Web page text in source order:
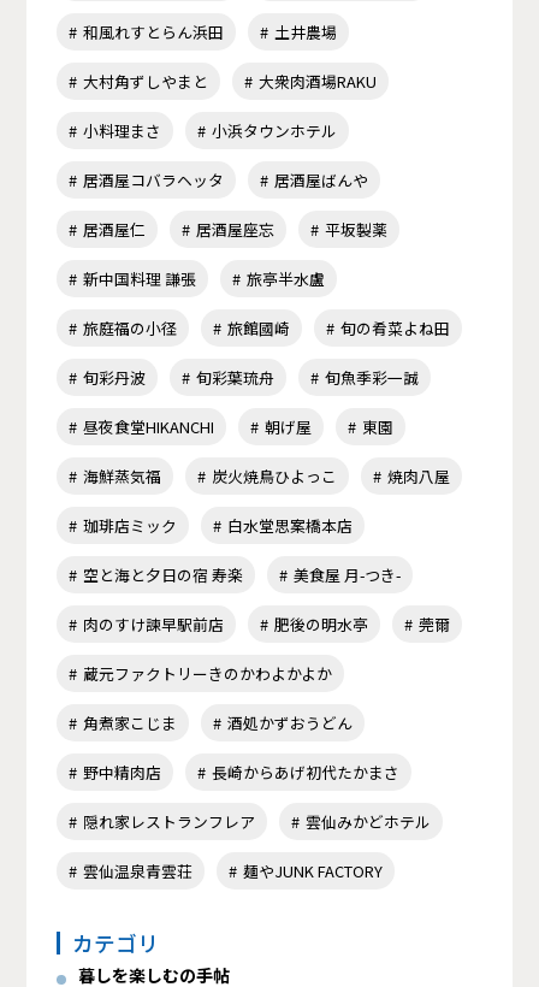
和風れすとらん浜田 土井農場
大村角ずしやまと 大衆肉酒場RAKU
小料理まさ 小浜タウンホテル
居酒屋コバラヘッタ 居酒屋ばんや
居酒屋仁 居酒屋座忘 平坂製薬
新中国料理 謙張 旅亭半水盧
旅庭福の小径 旅館國崎 旬の肴菜よね田
旬彩丹波 旬彩葉琉舟 旬魚季彩一誠
昼夜食堂HIKANCHI 朝げ屋 東園
海鮮蒸気福 炭火焼鳥ひよっこ 焼肉八屋
珈琲店ミック 白水堂思案橋本店
空と海と夕日の宿 寿楽 美食屋 月-つき-
肉のすけ諫早駅前店 肥後の明水亭 莞爾
蔵元ファクトリーきのかわよかよか
角煮家こじま 酒処かずおうどん
野中精肉店 長崎からあげ初代たかまさ
隠れ家レストランフレア 雲仙みかどホテル
雲仙温泉青雲荘 麺やJUNK FACTORY
カテゴリ
暮しを楽しむの手帖